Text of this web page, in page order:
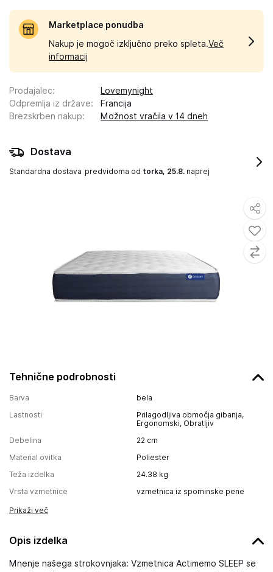
Tehnične podrobnosti
Barva
bela
Lastnosti
Prilagodljiva območja gibanja,
Ergonomski, Obratljiv
Debelina
22 cm
Material ovitka
Poliester
Teža izdelka
24.38 kg
Vrsta vzmetnice
vzmetnica iz spominske pene
Prikaži več
Opis izdelka
Mnenje našega strokovnjaka: Vzmetnica Actimemo SLEEP se
Marketplace ponudba
Nakup je mogoč izključno preko spleta.Več
informacij
Prodajalec:
Lovemynight
Odpremlja iz države:
Francija
Brezskrben nakup: Možnost vračila v 14 dneh
Dostava
Standardna dostava predvidoma od torka, 25.8. naprej